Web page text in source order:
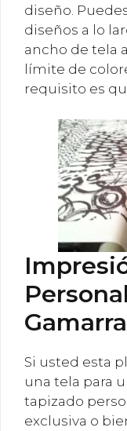
diseño.
diseños a lo
ancho de tela
límite de
requisito es
Gamarra
Si usted esta
una tela para
tapizado
exclusiva o